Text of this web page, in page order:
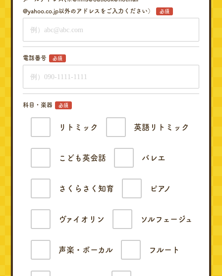
@yahoo.co.jp以外のアドレスをご入力ください）
必須
電話番号 必須
科目・楽器 必須
リトミック 英語リトミック
こども英会話 バレエ
さくらさく知育 ピアノ
ヴァイオリン ソルフェージュ
声楽・ボーカル フルート